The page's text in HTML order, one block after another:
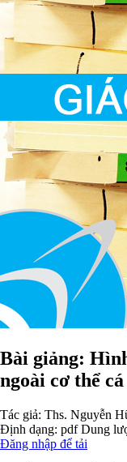
Bài giảng:
ngoài cơ thể cá
Tác giả: Ths. Nguyễn
Định dạng: pdf Dung
Đăng nhập để tải